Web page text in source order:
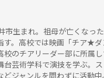
市生まれ。祖母が亡くなっ
す。高校では映画「チア★ダ
校のチアリーダー部に所属
台芸術学科で演技を学ぶ。
ジャンルを問わずに活動中